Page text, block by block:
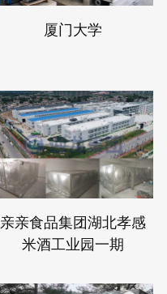
厦门大学
亲亲食品集团湖北孝感
米酒工业园一期